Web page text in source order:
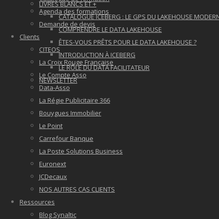
LIVRES BLANCS ET +
CATALOGUE ICEBERG : LE GPS DU LAKEHOUSE
COMPRENDRE LE DATA LAKEHOUSE
ÊTES-VOUS PRÊTS POUR LE DATA LAKEHOUSE ?
INTRODUCTION À ICEBERG
LE RÔLE DU DATA FACILITATEUR
NEWSLETTER
Agenda des formations
Demande de devis
Clients
CITEOS
La Croix Rouge Française
Le Compte Asso
Data-Asso
La Régie Publicitaire 366
Bouygues Immobilier
Le Point
Carrefour Banque
La Poste Solutions Business
Euronext
JCDecaux
NOS AUTRES CAS CLIENTS
Ressources
Blog Synaltic